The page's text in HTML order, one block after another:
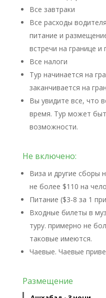
Все завтраки
Все расходы
питание и
встречи на границе и
Все налоги
Тур начинается на
заканчивается на
Вы увидите все, что
время. Тур может
возможности.
Не включено:
Виза и другие сборы
не более $110 на
Питание ($3-8 за 1
Входные билеты в
туру. примерно не
таковые имеются.
Чаевые. Чаевые
Размещение